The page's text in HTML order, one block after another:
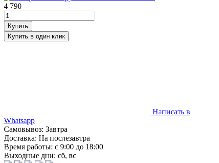
4 790
Написать в
Whatsapp
Самовывоз: Завтра
Доставка: На послезавтра
Время работы: с 9:00 до 18:00
Выходные дни: сб, вс